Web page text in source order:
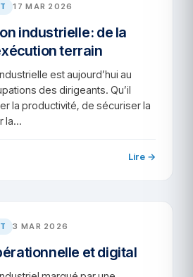
17 MAR 2026
industrielle : de la
terrain
est aujourd’hui au
des dirigeants. Qu’il
la productivité, de sécuriser la
la…
Lire →
3 MAR 2026
et digital